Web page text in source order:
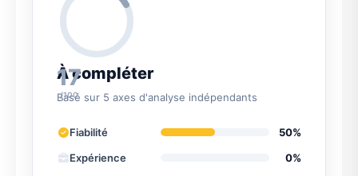
17
/100
À compléter
Basé sur 5 axes d'analyse indépendants
Fiabilité
50%
Expérience
0%